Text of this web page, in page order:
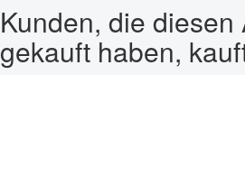
Kunden, die diesen
gekauft haben,